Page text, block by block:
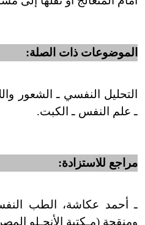
الموضوعات ذات الصلة:
التحليل النفسي ـ الشعور
ـ علم النفس ـ الكبت.
مراجع للاستزادة:
ـ أحمد عكاشة، الطب
ومنقحة (مـكتبة الأنجـلو المصرية،